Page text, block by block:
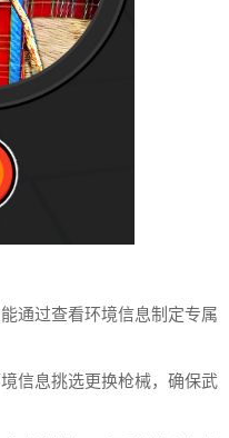
通过查看环境信息制定专属
信息挑选更换枪械，确保武